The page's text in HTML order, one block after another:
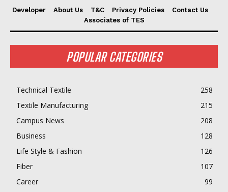
Developer About Us T&C Privacy Policies
Contact Us
Associates of TES
POPULAR CATEGORIES
Technical Textile
258
Textile Manufacturing
215
Campus News
208
Business
128
Life Style & Fashion
126
Fiber
107
Career
99